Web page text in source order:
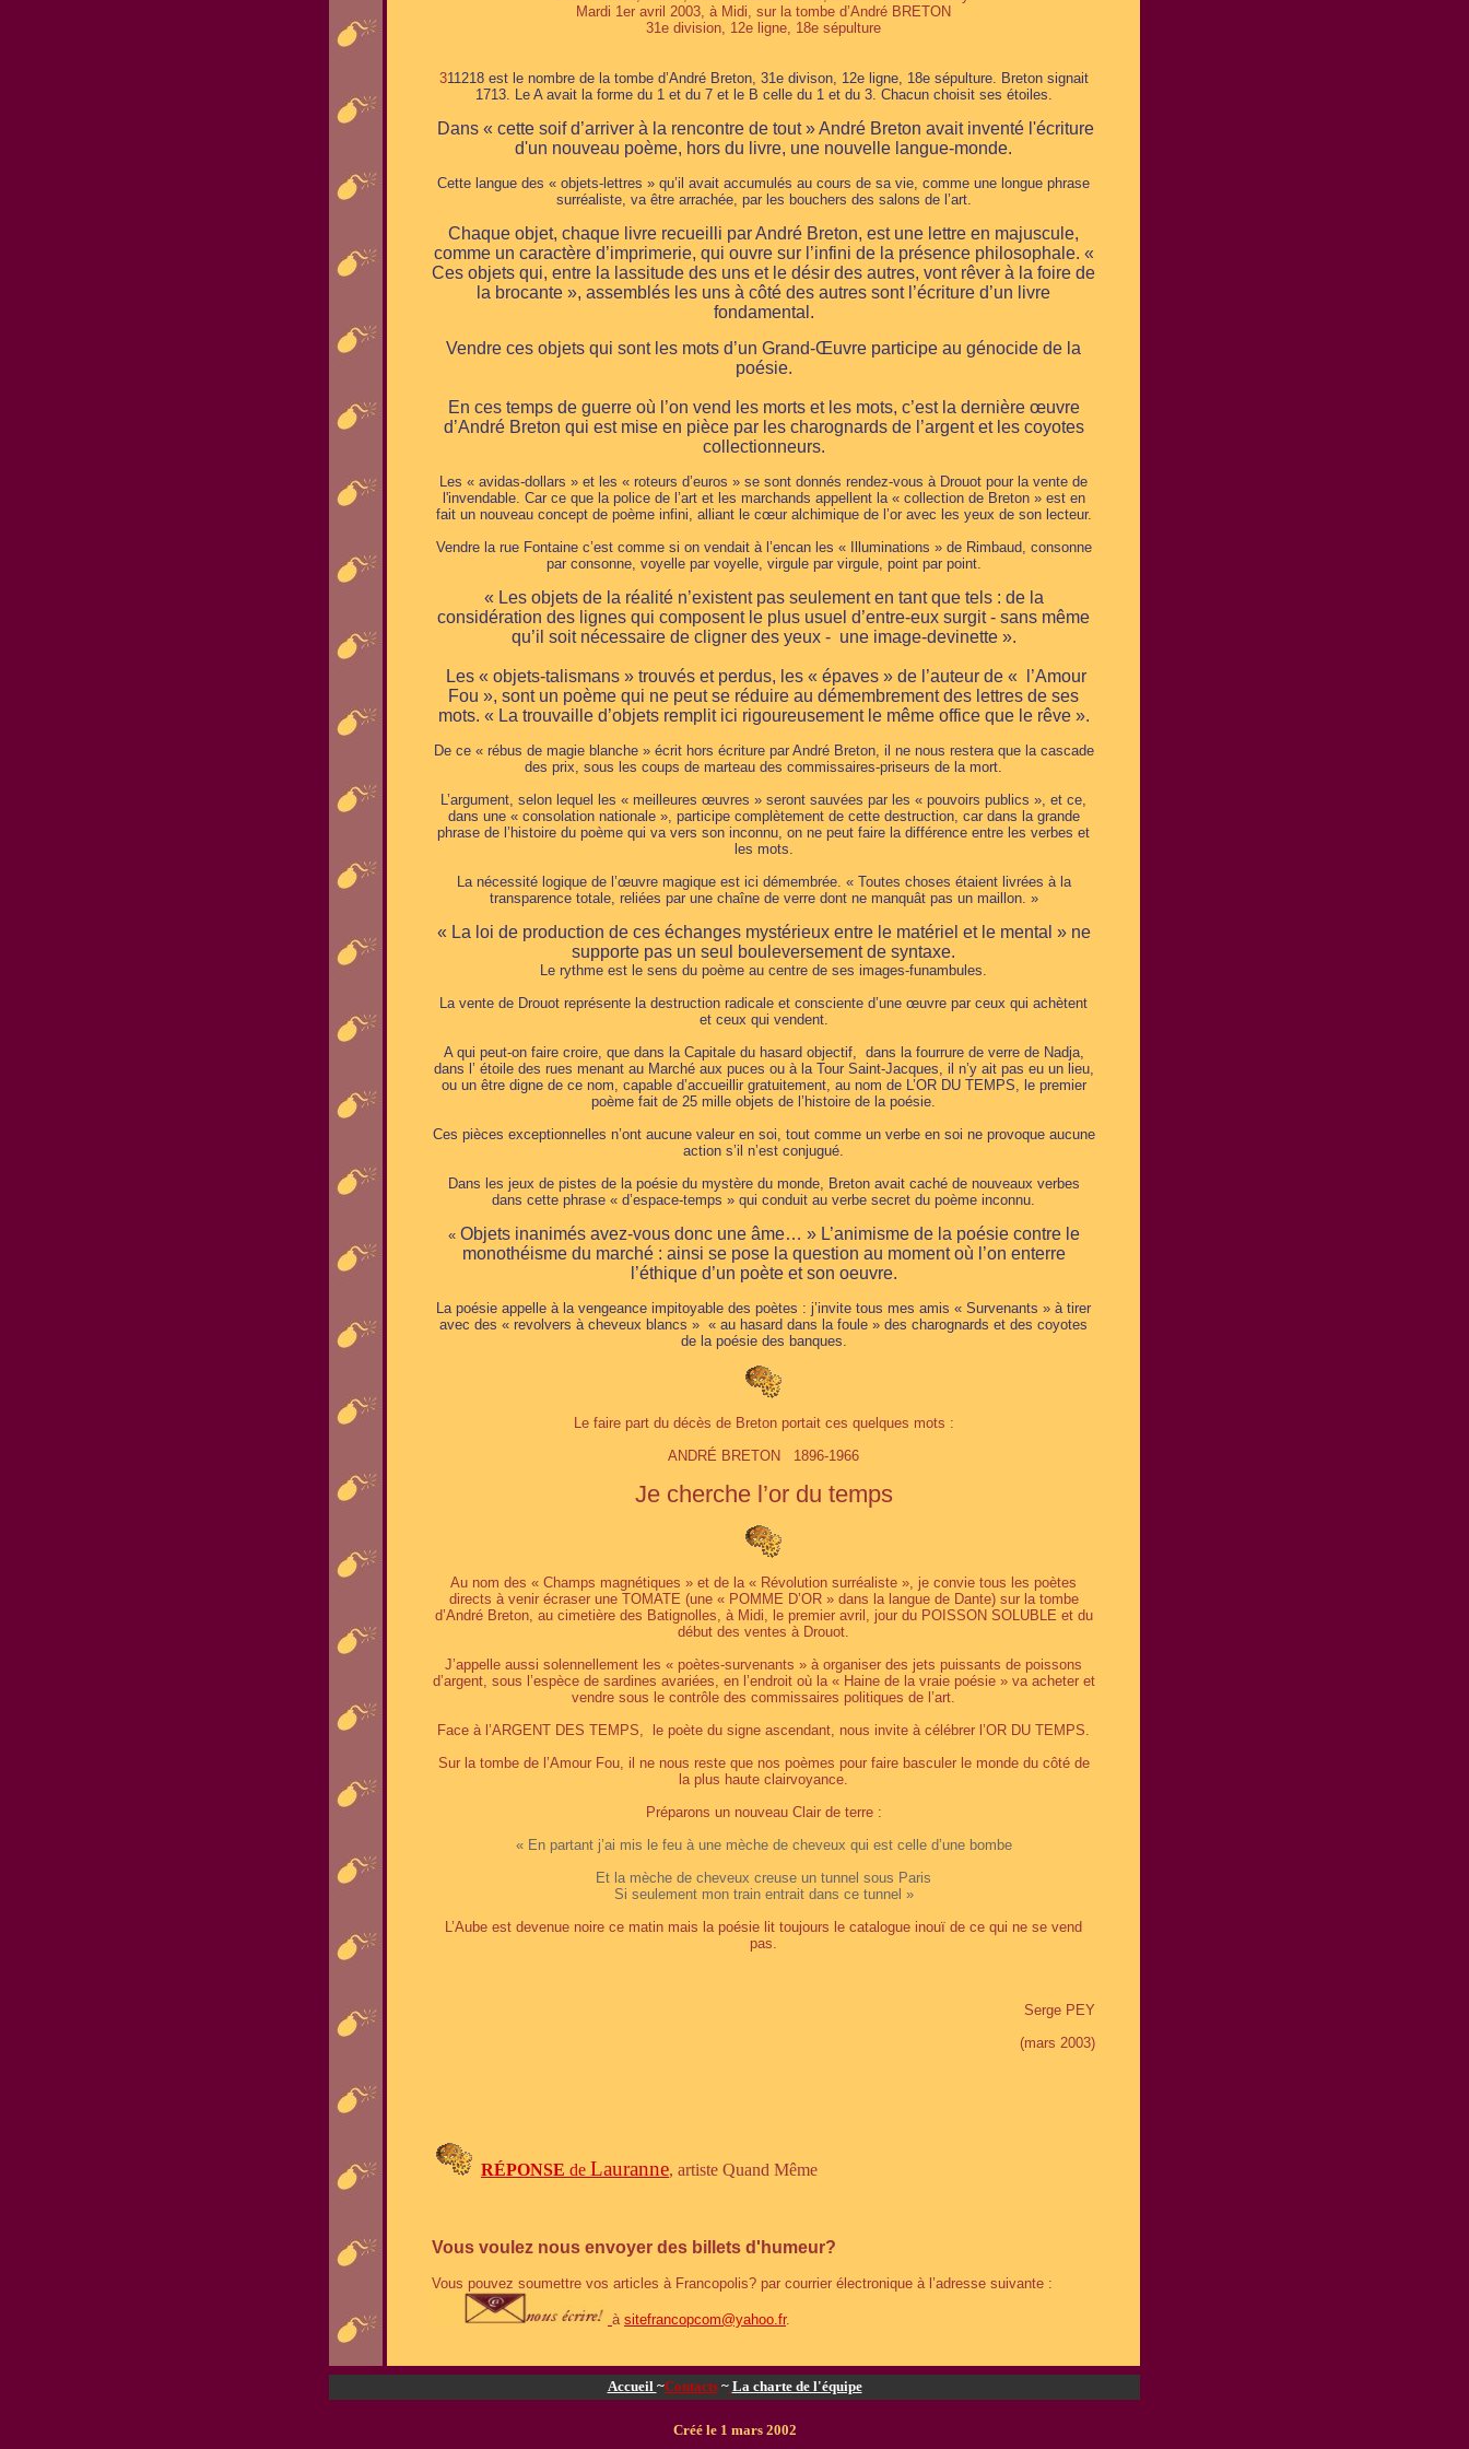
Mardi 1er avril 2003, à Midi, sur la tombe d’André BRETON
31e division, 12e ligne, 18e sépulture
311218 est le nombre de la tombe d’André Breton, 31e divison, 12e ligne, 18e sépulture. Breton signait
1713. Le A avait la forme du 1 et du 7 et le B celle du 1 et du 3. Chacun choisit ses étoiles.
Dans « cette soif d’arriver à la rencontre de tout » André Breton avait inventé l'écriture
d'un nouveau poème, hors du livre, une nouvelle langue-monde.
Cette langue des « objets-lettres » qu’il avait accumulés au cours de sa vie, comme une longue phrase
surréaliste, va être arrachée, par les bouchers des salons de l’art.
Chaque objet, chaque livre recueilli par André Breton, est une lettre en majuscule,
comme un caractère d’imprimerie, qui ouvre sur l’infini de la présence philosophale. «
Ces objets qui, entre la lassitude des uns et le désir des autres, vont rêver à la foire de
la brocante », assemblés les uns à côté des autres sont l’écriture d’un livre
fondamental.
Vendre ces objets qui sont les mots d’un Grand-Œuvre participe au génocide de la
poésie.
En ces temps de guerre où l’on vend les morts et les mots, c’est la dernière œuvre
d’André Breton qui est mise en pièce par les charognards de l’argent et les coyotes
collectionneurs.
Les « avidas-dollars » et les « roteurs d’euros » se sont donnés rendez-vous à Drouot pour la vente de
l'invendable. Car ce que la police de l’art et les marchands appellent la « collection de Breton » est en
fait un nouveau concept de poème infini, alliant le cœur alchimique de l’or avec les yeux de son lecteur.
Vendre la rue Fontaine c’est comme si on vendait à l’encan les « Illuminations » de Rimbaud, consonne
par consonne, voyelle par voyelle, virgule par virgule, point par point.
« Les objets de la réalité n’existent pas seulement en tant que tels : de la
considération des lignes qui composent le plus usuel d’entre-eux surgit - sans même
qu’il soit nécessaire de cligner des yeux - une image-devinette ».
Les « objets-talismans » trouvés et perdus, les « épaves » de l’auteur de « l’Amour
Fou », sont un poème qui ne peut se réduire au démembrement des lettres de ses
mots. « La trouvaille d’objets remplit ici rigoureusement le même office que le rêve ».
De ce « rébus de magie blanche » écrit hors écriture par André Breton, il ne nous restera que la cascade
des prix, sous les coups de marteau des commissaires-priseurs de la mort.
L’argument, selon lequel les « meilleures œuvres » seront sauvées par les « pouvoirs publics », et ce,
dans une « consolation nationale », participe complètement de cette destruction, car dans la grande
phrase de l’histoire du poème qui va vers son inconnu, on ne peut faire la différence entre les verbes et
les mots.
La nécessité logique de l’œuvre magique est ici démembrée. « Toutes choses étaient livrées à la
transparence totale, reliées par une chaîne de verre dont ne manquât pas un maillon. »
« La loi de production de ces échanges mystérieux entre le matériel et le mental » ne
supporte pas un seul bouleversement de syntaxe.
Le rythme est le sens du poème au centre de ses images-funambules.
La vente de Drouot représente la destruction radicale et consciente d’une œuvre par ceux qui achètent
et ceux qui vendent.
A qui peut-on faire croire, que dans la Capitale du hasard objectif, dans la fourrure de verre de Nadja,
dans l’ étoile des rues menant au Marché aux puces ou à la Tour Saint-Jacques, il n’y ait pas eu un lieu,
ou un être digne de ce nom, capable d’accueillir gratuitement, au nom de L’OR DU TEMPS, le premier
poème fait de 25 mille objets de l’histoire de la poésie.
Ces pièces exceptionnelles n’ont aucune valeur en soi, tout comme un verbe en soi ne provoque aucune
action s’il n’est conjugué.
Dans les jeux de pistes de la poésie du mystère du monde, Breton avait caché de nouveaux verbes
dans cette phrase « d’espace-temps » qui conduit au verbe secret du poème inconnu.
«Objets inanimés avez-vous donc une âme… » L’animisme de la poésie contre le
monothéisme du marché : ainsi se pose la question au moment où l’on enterre
l’éthique d’un poète et son oeuvre.
La poésie appelle à la vengeance impitoyable des poètes : j’invite tous mes amis « Survenants » à tirer
avec des « revolvers à cheveux blancs » « au hasard dans la foule » des charognards et des coyotes
de la poésie des banques.
Le faire part du décès de Breton portait ces quelques mots :
ANDRÉ BRETON 1896-1966
Je cherche l’or du temps
Au nom des « Champs magnétiques » et de la « Révolution surréaliste », je convie tous les poètes
directs à venir écraser une TOMATE (une « POMME D’OR » dans la langue de Dante) sur la tombe
d’André Breton, au cimetière des Batignolles, à Midi, le premier avril, jour du POISSON SOLUBLE et du
début des ventes à Drouot.
J’appelle aussi solennellement les « poètes-survenants » à organiser des jets puissants de poissons
d’argent, sous l’espèce de sardines avariées, en l’endroit où la « Haine de la vraie poésie » va acheter et
vendre sous le contrôle des commissaires politiques de l’art.
Face à l’ARGENT DES TEMPS, le poète du signe ascendant, nous invite à célébrer l’OR DU TEMPS.
Sur la tombe de l’Amour Fou, il ne nous reste que nos poèmes pour faire basculer le monde du côté de
la plus haute clairvoyance.
Préparons un nouveau Clair de terre :
« En partant j’ai mis le feu à une mèche de cheveux qui est celle d’une bombe
Et la mèche de cheveux creuse un tunnel sous Paris
Si seulement mon train entrait dans ce tunnel »
L’Aube est devenue noire ce matin mais la poésie lit toujours le catalogue inouï de ce qui ne se vend
pas.
Serge PEY
(mars 2003)
RÉPONSE de Lauranne, artiste Quand Même
Vous voulez nous envoyer des billets d'humeur?
Vous pouvez soumettre vos articles à Francopolis? par courrier électronique à l’adresse suivante :
à sitefrancopcom@yahoo.fr.
Accueil ~Contacts~ La charte de l'équipe
Créé le 1 mars 2002